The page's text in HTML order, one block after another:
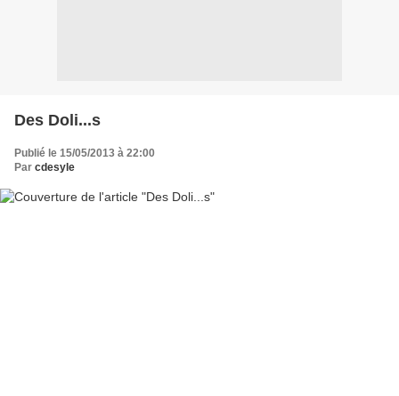
Des Doli...s
Publié le 15/05/2013 à 22:00
Par cdesyle